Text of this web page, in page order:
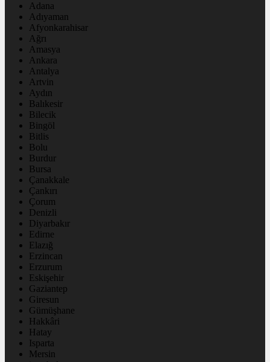
Adana
Adıyaman
Afyonkarahisar
Ağrı
Amasya
Ankara
Antalya
Artvin
Aydın
Balıkesir
Bilecik
Bingöl
Bitlis
Bolu
Burdur
Bursa
Çanakkale
Çankırı
Çorum
Denizli
Diyarbakır
Edirne
Elazığ
Erzincan
Erzurum
Eskişehir
Gaziantep
Giresun
Gümüşhane
Hakkâri
Hatay
Isparta
Mersin